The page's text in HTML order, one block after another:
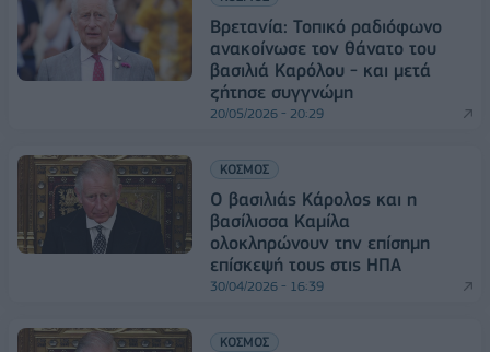
Βρετανία: Τοπικό ραδιόφωνο
ανακοίνωσε τον θάνατο του
βασιλιά Καρόλου - και μετά
ζήτησε συγγνώμη
20/05/2026 - 20:29
ΚΟΣΜΟΣ
Ο βασιλιάς Κάρολος και η
βασίλισσα Καμίλα
ολοκληρώνουν την επίσημη
επίσκεψή τους στις ΗΠΑ
30/04/2026 - 16:39
ΚΟΣΜΟΣ